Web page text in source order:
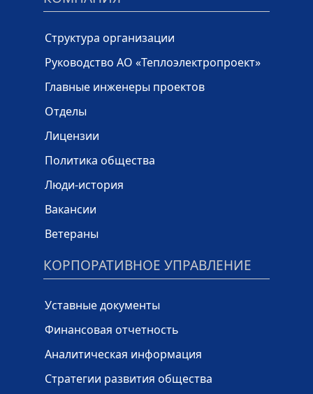
Структура организации
Руководство АО «Теплоэлектропроект»
Главные инженеры проектов
Отделы
Лицензии
Политика общества
Люди-история
Вакансии
Ветераны
КОРПОРАТИВНОЕ УПРАВЛЕНИЕ
Уставные документы
Финансовая отчетность
Аналитическая информация
Стратегии развития общества